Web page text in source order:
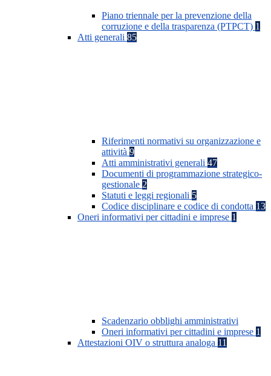
Piano triennale per la prevenzione della
corruzione e della trasparenza (PTPCT) 1
Atti generali 85
Riferimenti normativi su organizzazione e
attività 9
Atti amministrativi generali 47
Documenti di programmazione strategico-
gestionale 2
Statuti e leggi regionali 5
Codice disciplinare e codice di condotta 13
Oneri informativi per cittadini e imprese 1
Scadenzario obblighi amministrativi
Oneri informativi per cittadini e imprese 1
Attestazioni OIV o struttura analoga 11